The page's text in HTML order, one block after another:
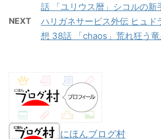
話 「ユリウス暦」シコルの新
NEXT
ハリガネサービス外伝 ヒュド
想 38話 「chaos」荒れ狂う
にほんブログ村